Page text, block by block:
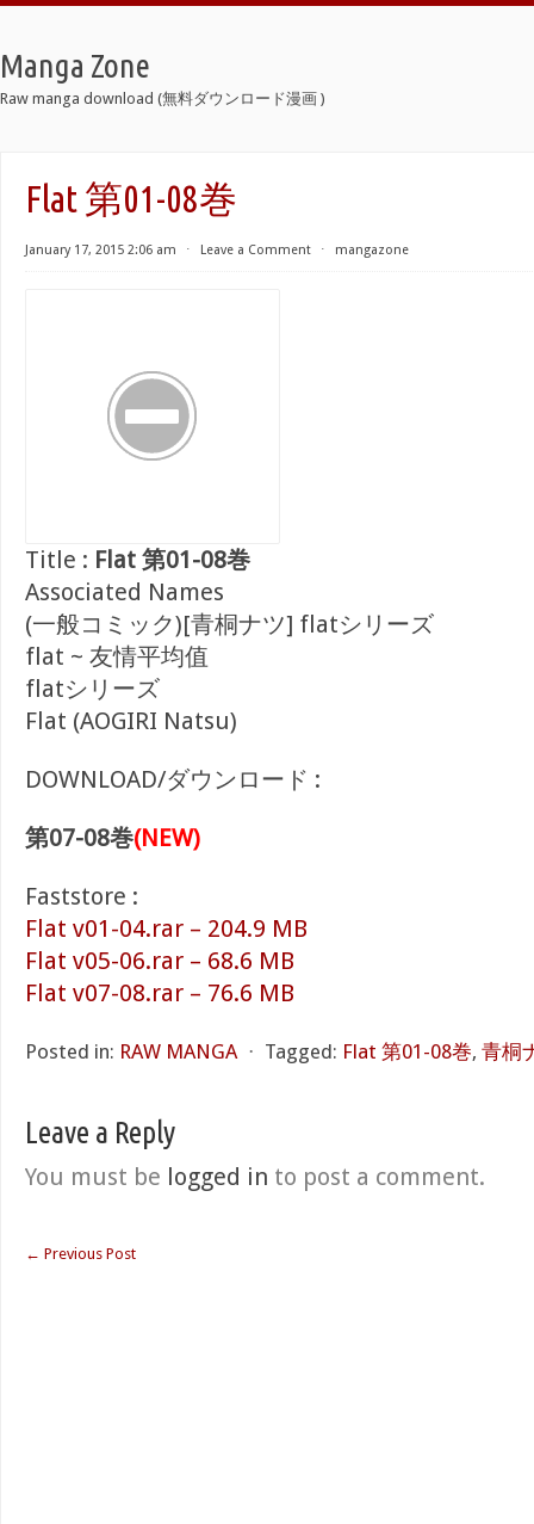
Manga Zone
Raw manga download (無料ダウンロード漫画 )
Flat 第01-08巻
January 17, 2015 2:06 am ⋅ Leave a Comment ⋅ mangazone
Title : Flat 第01-08巻
Associated Names
(一般コミック)[青桐ナツ] flatシリーズ
flat ~ 友情平均值
flatシリーズ
Flat (AOGIRI Natsu)
DOWNLOAD/ダウンロード :
第07-08巻(NEW)
Faststore :
Flat v01-04.rar – 204.9 MB
Flat v05-06.rar – 68.6 MB
Flat v07-08.rar – 76.6 MB
Posted in: RAW MANGA ⋅ Tagged: Flat 第01-08巻, 青桐
Leave a Reply
You must be logged in to post a comment.
← Previous Post